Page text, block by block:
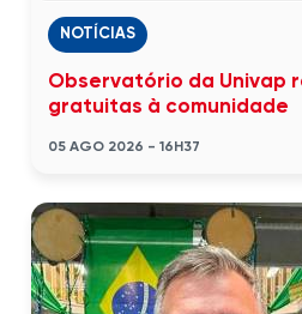
NOTÍCIAS
Observatório da Univap
gratuitas à comunidade
05 AGO 2026 - 16H37